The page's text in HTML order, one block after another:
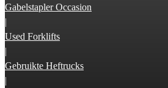
Gabelstapler Occasion
|
Used Forklifts
|
Gebruikte Heftrucks
|